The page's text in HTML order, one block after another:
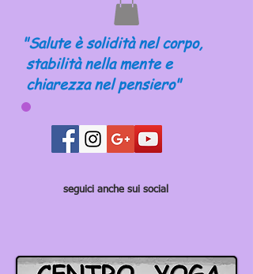
"Salute è solidità nel corpo,
stabilità nella mente e
chiarezza nel pensiero"
seguici anche sui social